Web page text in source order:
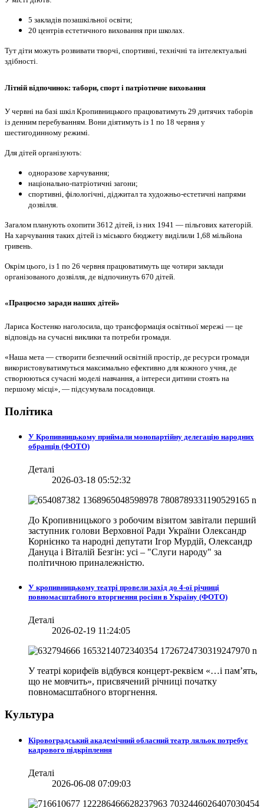
5 закладів позашкільної освіти;
20 центрів естетичного виховання при школах.
Тут діти можуть розвивати творчі, спортивні, технічні та інтелектуальні
здібності.
Літній відпочинок: табори, спорт і патріотичне виховання
У червні на базі шкіл Кропивницького працюватимуть 29 дитячих таборів
із денним перебуванням. Вони діятимуть із 1 по 18 червня у
шестигодинному режимі.
Для дітей організують:
одноразове харчування;
національно-патріотичні загони;
спортивні, філологічні, діджитал та художньо-естетичні напрями
дозвілля.
Загалом планують охопити 3612 дітей, із них 1941 — пільгових категорій.
На харчування таких дітей із міського бюджету виділили 1,68 мільйона
гривень.
Окрім цього, із 1 по 26 червня працюватимуть ще чотири заклади
організованого дозвілля, де відпочинуть 670 дітей.
«Працюємо заради наших дітей»
Лариса Костенко наголосила, що трансформація освітньої мережі — це
відповідь на сучасні виклики та потреби громади.
«Наша мета — створити безпечний освітній простір, де ресурси громади
використовуватимуться максимально ефективно для кожного учня, де
створюються сучасні моделі навчання, а інтереси дитини стоять на
першому місці», — підсумувала посадовиця.
Політика
У Кропивницькому приймали монопартійну делегацію народних
обранців (ФОТО)
Деталі
2026-03-18 05:52:32
До Кропивницького з робочим візитом завітали перший
заступник голови Верховної Ради України Олександр
Корнієнко та народні депутати Ігор Мурдій, Олександр
Дануца і Віталій Безгін: усі – "Слуги народу" за
політичною приналежністю.
У кропивницькому театрі провели захід до 4-ої річниці
повномасштабного вторгнення росіян в Україну (ФОТО)
Деталі
2026-02-19 11:24:05
У театрі корифеїв відбувся концерт-реквієм «…і пам’ять,
що не мовчить», присвячений річниці початку
повномасштабного вторгнення.
Культура
Кіровоградський академічний обласний театр ляльок потребує
кадрового підкріплення
Деталі
2026-06-08 07:09:03